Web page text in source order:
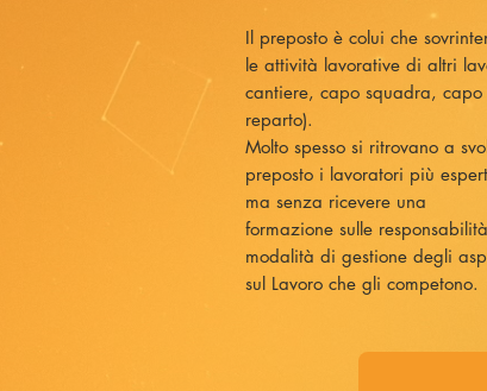
Il preposto è colui che
le attività lavorative di altri
cantiere, capo squadra,
reparto).
Molto spesso si ritrovano a
preposto i lavoratori più
ma senza ricevere una
formazione sulle
modalità di gestione degli
sul Lavoro che gli competono.